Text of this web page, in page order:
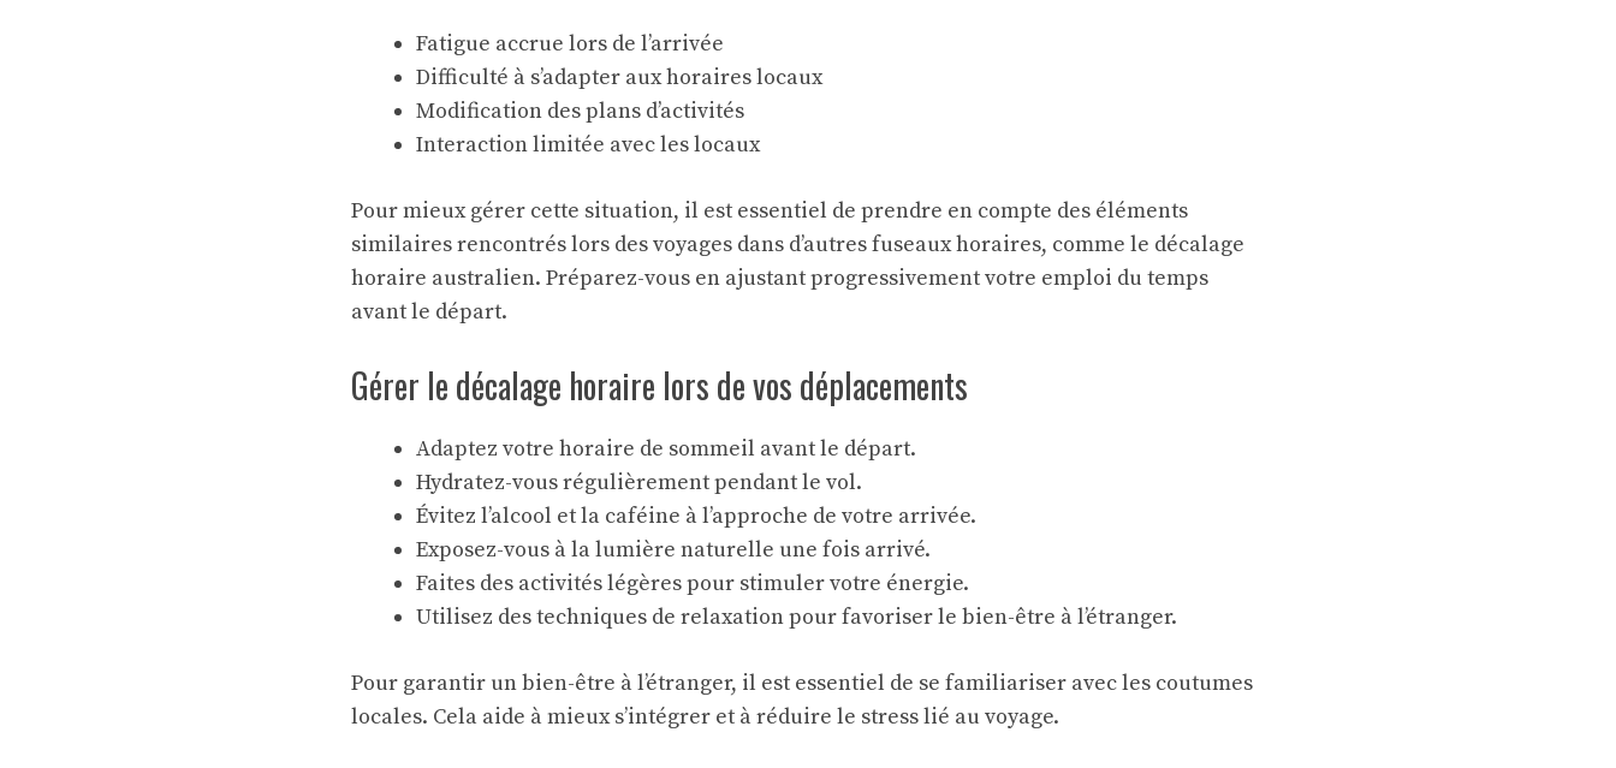
Fatigue accrue lors de l’arrivée
Difficulté à s’adapter aux horaires locaux
Modification des plans d’activités
Interaction limitée avec les locaux
Pour mieux gérer cette situation, il est essentiel de prendre en compte des éléments
similaires rencontrés lors des voyages dans d’autres fuseaux horaires, comme le décalage
horaire australien. Préparez-vous en ajustant progressivement votre emploi du temps
avant le départ.
Gérer le décalage horaire lors de vos déplacements
Adaptez votre horaire de sommeil avant le départ.
Hydratez-vous régulièrement pendant le vol.
Évitez l’alcool et la caféine à l’approche de votre arrivée.
Exposez-vous à la lumière naturelle une fois arrivé.
Faites des activités légères pour stimuler votre énergie.
Utilisez des techniques de relaxation pour favoriser le bien-être à l’étranger.
Pour garantir un bien-être à l’étranger, il est essentiel de se familiariser avec les coutumes
locales. Cela aide à mieux s’intégrer et à réduire le stress lié au voyage.